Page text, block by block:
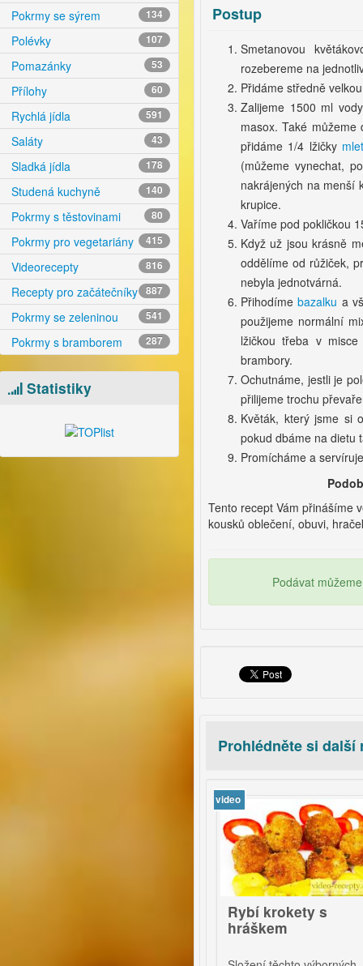
Pokrmy se sýrem 134
Polévky 107
Pomazánky 53
Přílohy 60
Rychlá jídla 591
Saláty 43
Sladká jídla 178
Studená kuchyně 140
Pokrmy s těstovinami 80
Pokrmy pro vegetariány 415
Videorecepty 816
Recepty pro začátečníky 887
Pokrmy se zeleninou 541
Pokrmy s bramborem 287
Statistiky
Postup
Smetanovou
rozebereme na
Přidáme středně
Zalijeme 1500 ml
masox. Také
přidáme 1/4 lžičky
(můžeme vynechat,
nakrájených na menší
krupice.
Vaříme pod pokličkou
Když už jsou krásně
oddělíme od růžiček,
nebyla jednotvárná.
Přihodímebazalku a
použijeme normální
lžičkou třeba v
brambory.
Ochutnáme, jestli je
přilijeme trochu
Květák, který jsme si
pokud dbáme na dietu
Promícháme a
Tento recept Vám přinášíme
kousků oblečení, obuvi,
Podávat
Prohlédněte si další
Rybí krokety s
hráškem